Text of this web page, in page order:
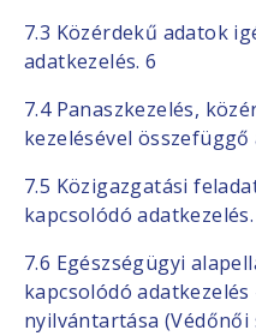
7.3 Közérdekű adatok
adatkezelés. 6
7.4 Panaszkezelés,
kezelésével összefüggő
7.5 Közigazgatási
kapcsolódó
7.6 Egészségügyi
kapcsolódó
nyilvántartása (Védőnői